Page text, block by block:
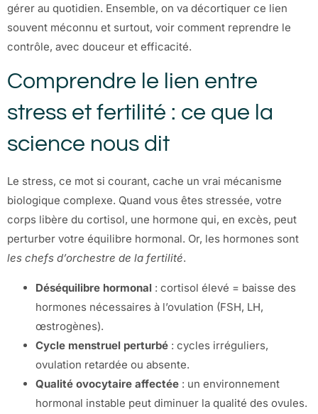
gérer au quotidien. Ensemble, on va décortiquer ce lien
souvent méconnu et surtout, voir comment reprendre le
contrôle, avec douceur et efficacité.
Comprendre le lien entre
stress et fertilité : ce que la
science nous dit
Le stress, ce mot si courant, cache un vrai mécanisme
biologique complexe. Quand vous êtes stressée, votre
corps libère du cortisol, une hormone qui, en excès, peut
perturber votre équilibre hormonal. Or, les hormones sont
les chefs d’orchestre de la fertilité.
Déséquilibre hormonal : cortisol élevé = baisse des
hormones nécessaires à l’ovulation (FSH, LH,
œstrogènes).
Cycle menstruel perturbé : cycles irréguliers,
ovulation retardée ou absente.
Qualité ovocytaire affectée : un environnement
hormonal instable peut diminuer la qualité des ovules.